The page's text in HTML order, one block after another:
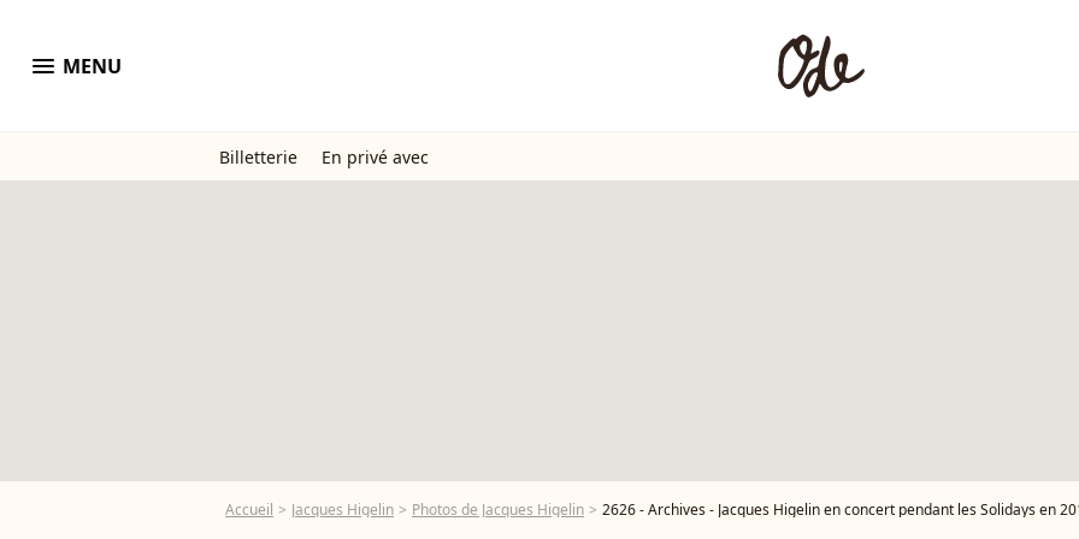
menu MENU
Billetterie En privé avec
Accueil Jacques Higelin Photos de Jacques Higelin 2626 - Archives - Jacques Higelin en concert pendant les Solidays en